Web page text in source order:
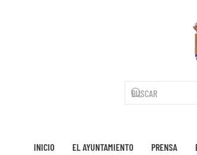
INICIO EL AYUNTAMIENTO PRENSA